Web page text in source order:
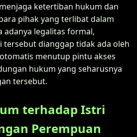
ketertiban hukum dan
pihak yang terlibat dalam
adanya legalitas formal,
tersebut dianggap tidak ada oleh
menutup pintu akses
hukum yang seharusnya
tersebut.
terhadap Istri
Perempuan